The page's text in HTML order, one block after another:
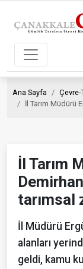
Ana Sayfa
Çevre-
İl Tarım Müdürü
İl Tarım
tarımsal
İl Müdürü
alanları
geldi, kamu